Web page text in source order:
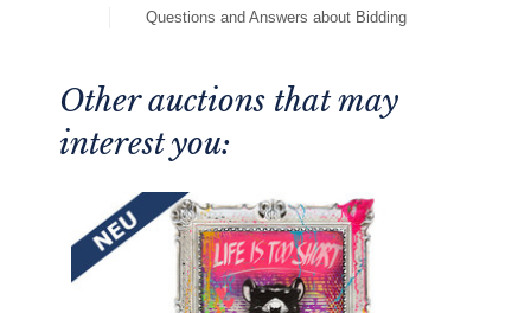
Questions and Answers about Bidding
Other auctions that may
interest you: